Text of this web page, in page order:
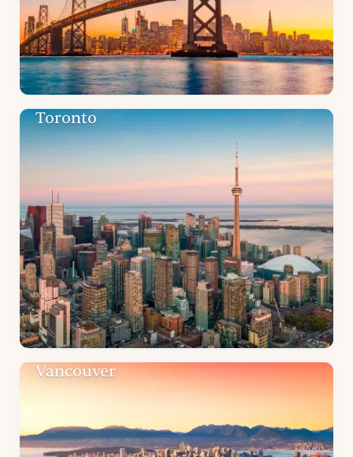
Toronto
Vancouver